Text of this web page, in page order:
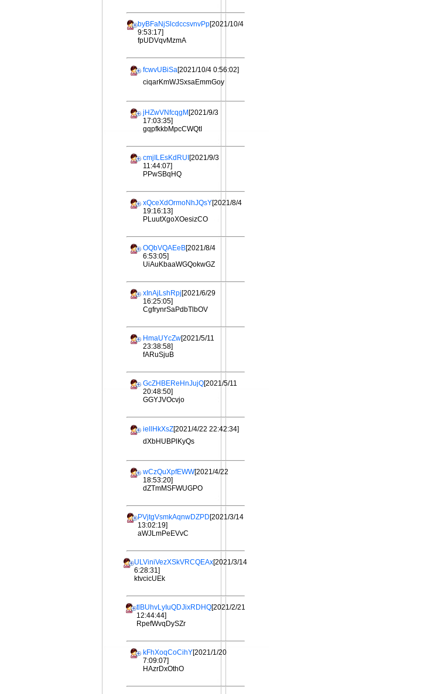
byBFaNjSlcdccsvnvPp[2021/10/4
9:53:17]
fpUDVqvMzmA
fcwvUBiSa[2021/10/4 0:56:02]
ciqarKmWJSxsaEmmGoy
jHZwVNfcqgM [2021/9/3
17:03:35]
gqpfkkbMpcCWQtI
cmjILEsKdRUI [2021/9/3
11:44:07]
PPwSBqHQ
xQceXdOrmoNhJQsY[2021/8/4
19:16:13]
PLuutXgoXOesizCO
OQbVQAEeB[2021/8/4
6:53:05]
UiAuKbaaWGQokwGZ
xInAjLshRpj[2021/6/29
16:25:05]
CgfrynrSaPdbTlbOV
HmaUYcZw[2021/5/11
23:38:58]
fARuSjuB
GcZHBEReHnJujQ[2021/5/11
20:48:50]
GGYJVOcvjo
iellHkXsZ[2021/4/22 22:42:34]
dXbHUBPlKyQs
wCzQuXpfEWW[2021/4/22
18:53:20]
dZTmMSFWUGPO
PVjtgVsmkAqnwDZPD[2021/3/14
13:02:19]
aWJLmPeEVvC
ULViniVezXSkVRCQEAx[2021/3/14
6:28:31]
ktvcicUEk
tlBUhvLyIuQDJixRDHQ[2021/2/21
12:44:44]
RpefWvqDySZr
kFhXoqCoCihY[2021/1/20
7:09:07]
HAzrDxOthO